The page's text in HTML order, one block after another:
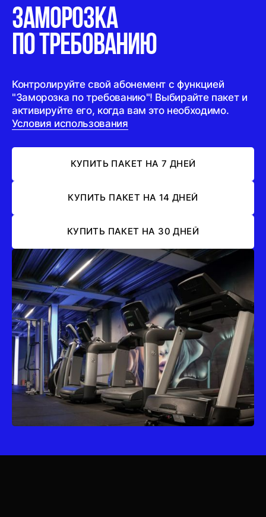
за 4 часа до начала занятия.
ПОЛУЧИТЬ КОНСУЛЬТАЦИЮ
ЗАМОРОЗКА
ПО ТРЕБОВАНИЮ
Контролируйте свой абонемент с функцией
"Заморозка по требованию"! Выбирайте пакет и
активируйте его, когда вам это необходимо.
Условия использования
КУПИТЬ ПАКЕТ НА 7 ДНЕЙ
КУПИТЬ ПАКЕТ НА 14 ДНЕЙ
КУПИТЬ ПАКЕТ НА 30 ДНЕЙ